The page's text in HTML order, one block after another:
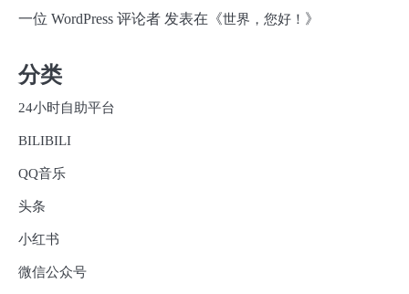
一位 WordPress 评论者 发表在《世界，您好！ 》
分类
24小时自助平台
BILIBILI
QQ音乐
头条
小红书
微信公众号